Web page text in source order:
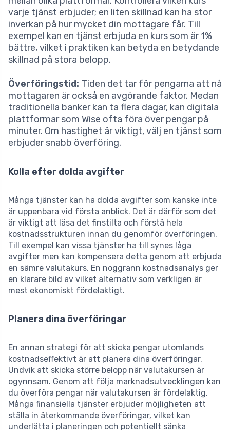
varje tjänst erbjuder; en liten skillnad kan ha stor
inverkan på hur mycket din mottagare får. Till
exempel kan en tjänst erbjuda en kurs som är 1%
bättre, vilket i praktiken kan betyda en betydande
skillnad på stora belopp.
Överföringstid: Tiden det tar för pengarna att nå
mottagaren är också en avgörande faktor. Medan
traditionella banker kan ta flera dagar, kan digitala
plattformar som Wise ofta föra över pengar på
minuter. Om hastighet är viktigt, välj en tjänst som
erbjuder snabb överföring.
Kolla efter dolda avgifter
Många tjänster kan ha dolda avgifter som kanske inte
är uppenbara vid första anblick. Det är därför som det
är viktigt att läsa det finstilta och förstå hela
kostnadsstrukturen innan du genomför överföringen.
Till exempel kan vissa tjänster ha till synes låga
avgifter men kan kompensera detta genom att erbjuda
en sämre valutakurs. En noggrann kostnadsanalys ger
en klarare bild av vilket alternativ som verkligen är
mest ekonomiskt fördelaktigt.
Planera dina överföringar
En annan strategi för att skicka pengar utomlands
kostnadseffektivt är att planera dina överföringar.
Undvik att skicka större belopp när valutakursen är
ogynnsam. Genom att följa marknadsutvecklingen kan
du överföra pengar när valutakursen är fördelaktig.
Många finansiella tjänster erbjuder möjligheten att
ställa in återkommande överföringar, vilket kan
underlätta i planeringen och potentiellt sänka